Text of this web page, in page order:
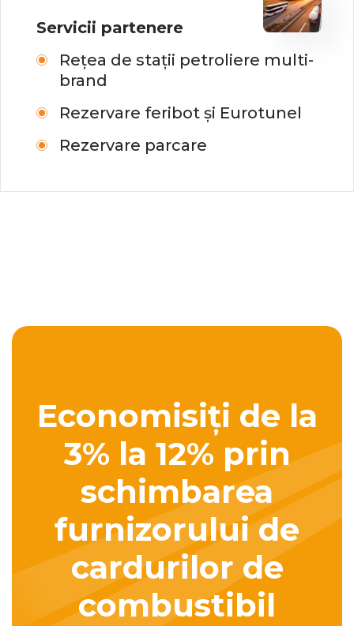
Servicii partenere
Rețea de stații petroliere multi-
brand
Rezervare feribot și Eurotunel
Rezervare parcare
Economisiți de la
3% la 12% prin
schimbarea
furnizorului de
cardurilor de
combustibil